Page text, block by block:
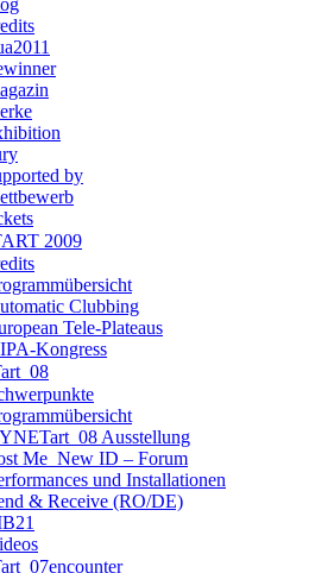
by
2009
Clubbing
Tele-Plateaus
Kongress
Ausstellung
Me_New ID – Forum
und Installationen
& Receive (RO/DE)